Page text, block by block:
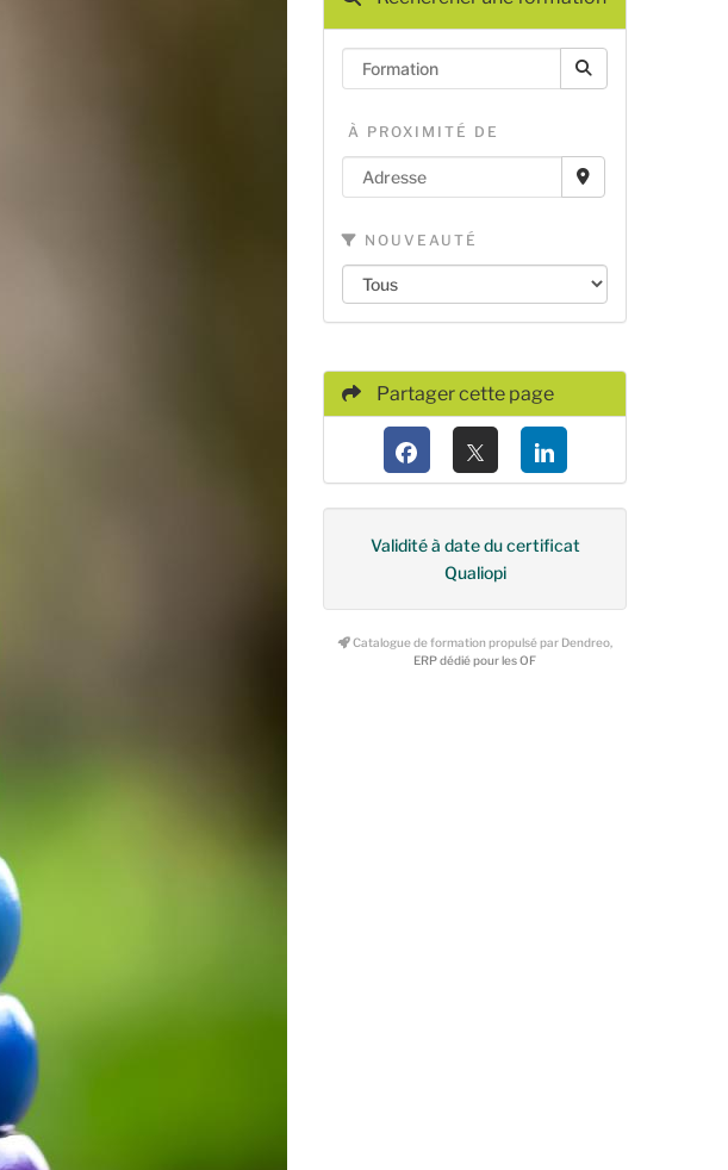
À PROXIMITÉ DE
NOUVEAUTÉ
Partager cette page
Validité à date du certificat
Qualiopi
Catalogue de formation propulsé par Dendreo,
ERP dédié pour les OF